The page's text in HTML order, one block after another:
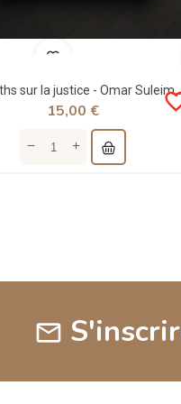
40 hadiths sur la
15,00 €
mail